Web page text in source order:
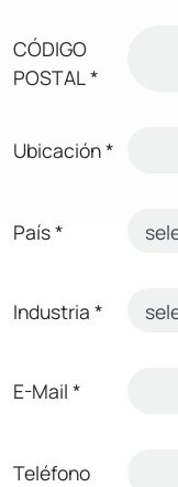
CÓDIGO
POSTAL*
Ubicación*
País*
Industria *
E-Mail *
Teléfono